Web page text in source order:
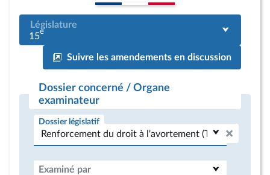
Législature
15e
Suivre les amendements en discussion
Dossier concerné / Organe
examinateur
Dossier législatif
Examiné par